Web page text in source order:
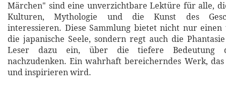
Märchen" sind eine unverzichtbare Lektüre für alle,
Kulturen, Mythologie und die Kunst des
interessieren. Diese Sammlung bietet nicht nur
die japanische Seele, sondern regt auch die
Leser dazu ein, über die tiefere Bedeutung
nachzudenken. Ein wahrhaft bereicherndes Werk,
und inspirieren wird.